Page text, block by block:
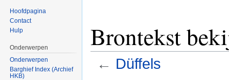
Brontekst
← Düffels
Hoofdpagina
Contact
Hulp
Onderwerpen
Onderwerpen
Barghief Index (Archief
HKB)